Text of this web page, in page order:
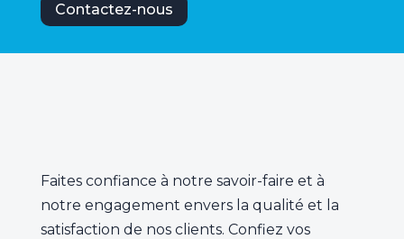
Contactez-nous
Faites confiance à notre savoir-faire et à
notre engagement envers la qualité et la
satisfaction de nos clients. Confiez vos